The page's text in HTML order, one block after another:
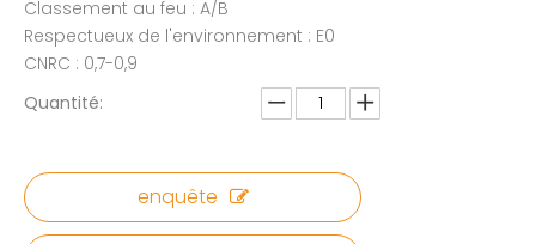
Classement au feu : A/B
Respectueux de l'environnement : E0
CNRC : 0,7-0,9
Quantité:
enquête